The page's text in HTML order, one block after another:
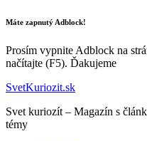
Máte zapnutý Adblock!
Prosím vypnite Adblock na
načítajte (F5). Ďakujeme
SvetKuriozit.sk
Svet kuriozít – Magazín s
témy